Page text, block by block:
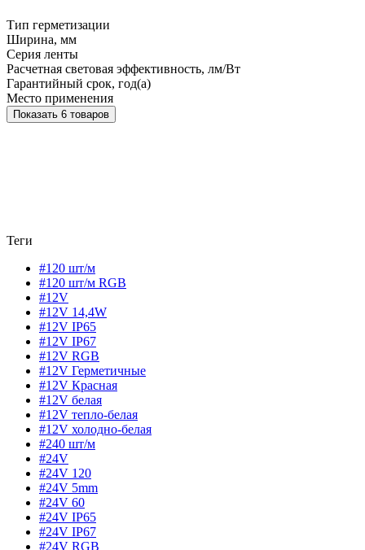
Тип герметизации
Ширина, мм
Серия ленты
Расчетная световая эффективность, лм/Вт
Гарантийный срок, год(а)
Место применения
Показать 6 товаров
Теги
#120 шт/м
#120 шт/м RGB
#12V
#12V 14,4W
#12V IP65
#12V IP67
#12V RGB
#12V Герметичные
#12V Красная
#12V белая
#12V тепло-белая
#12V холодно-белая
#240 шт/м
#24V
#24V 120
#24V 5mm
#24V 60
#24V IP65
#24V IP67
#24V RGB